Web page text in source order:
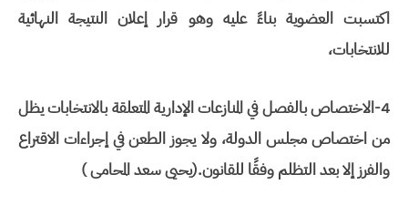
اكتسبت العضوية بناءً عليه وهو قرار إعلان النتيجة النهائية
للانتخابات،
4-الاختصاص بالفصل في المنازعات الإدارية المتعلقة بالانتخابات يظل
من اختصاص مجلس الدولة، ولا يجوز الطعن في إجراءات الاقتراع
والفرز إلا بعد التظلم وفقًا للقانون.(يحيى سعد المحامى )